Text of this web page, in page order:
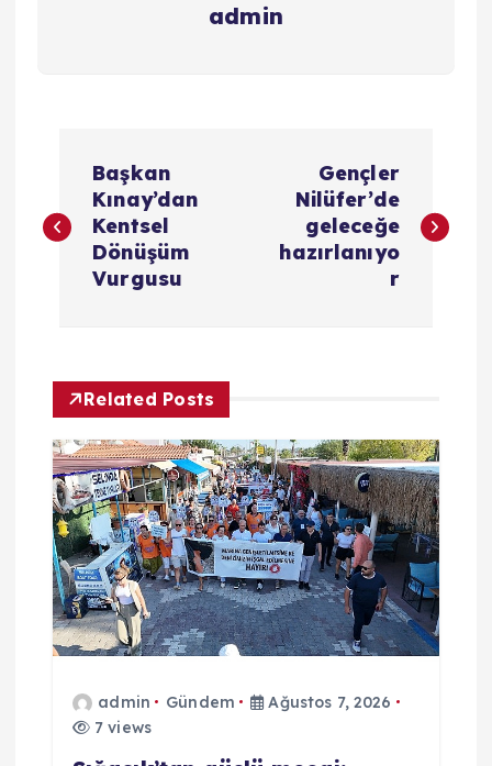
admin
a
g
e
z
n
m
Başkan
Kınay’dan
Kentsel
Dönüşüm
Vurgusu
Gençler
Nilüfer’de
geleceğe
hazırlanıyo
r
Related Posts
admin Gündem
Ağustos 7, 2026
7 views